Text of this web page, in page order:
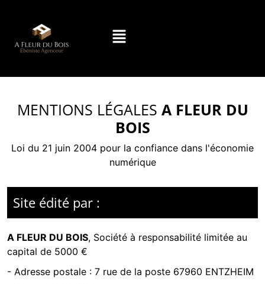
MENTIONS LÉGALES A FLEUR DU
BOIS
Loi du 21 juin 2004 pour la confiance dans l'économie
numérique
Site édité par :
A FLEUR DU BOIS, Société à responsabilité limitée au
capital de 5000 €
- Adresse postale : 7 rue de la poste 67960 ENTZHEIM